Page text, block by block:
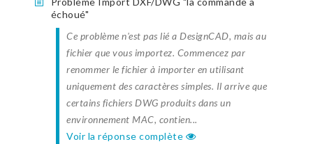
échoué"
Ce problème n'est pas lié a DesignCAD, mais au
fichier que vous importez. Commencez par
renommer le fichier à importer en utilisant
uniquement des caractères simples. Il arrive que
certains fichiers DWG produits dans un
environnement MAC, contien...
Voir la réponse complète